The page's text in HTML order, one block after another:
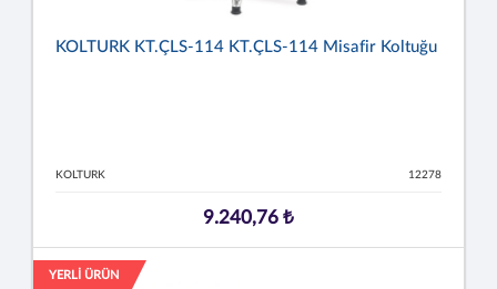
KOLTURK KT.ÇLS-114 KT.ÇLS-114 Misafir Koltuğu
KOLTURK 12278
9.240,76 ₺
YERLİ ÜRÜN